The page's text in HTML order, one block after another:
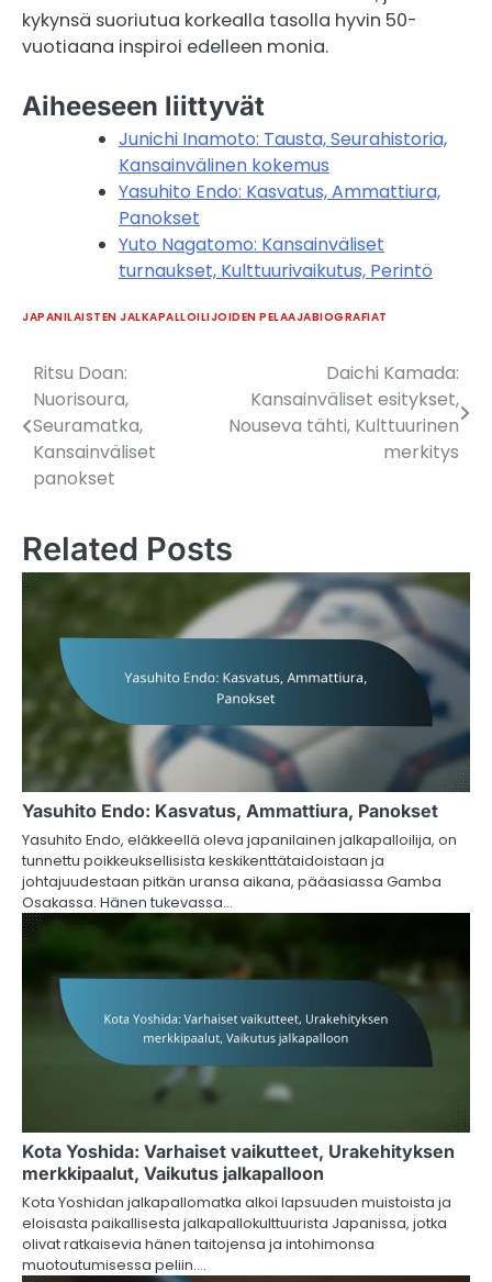
kykynsä suoriutua korkealla tasolla hyvin 50-
vuotiaana inspiroi edelleen monia.
Aiheeseen liittyvät
Junichi Inamoto: Tausta, Seurahistoria,
Kansainvälinen kokemus
Yasuhito Endo: Kasvatus, Ammattiura,
Panokset
Yuto Nagatomo: Kansainväliset
turnaukset, Kulttuurivaikutus, Perintö
JAPANILAISTEN JALKAPALLOILIJOIDEN PELAAJABIOGRAFIAT
Post
navigation
Ritsu Doan:
Nuorisoura,
Seuramatka,
Kansainväliset
panokset
Daichi Kamada:
Kansainväliset esitykset,
Nouseva tähti, Kulttuurinen
merkitys
Related Posts
Yasuhito Endo: Kasvatus, Ammattiura, Panokset
Yasuhito Endo, eläkkeellä oleva japanilainen jalkapalloilija, on
tunnettu poikkeuksellisista keskikenttätaidoistaan ja
johtajuudestaan pitkän uransa aikana, pääasiassa Gamba
Osakassa. Hänen tukevassa…
Kota Yoshida: Varhaiset vaikutteet, Urakehityksen
merkkipaalut, Vaikutus jalkapalloon
Kota Yoshidan jalkapallomatka alkoi lapsuuden muistoista ja
eloisasta paikallisesta jalkapallokulttuurista Japanissa, jotka
olivat ratkaisevia hänen taitojensa ja intohimonsa
muotoutumisessa peliin.…